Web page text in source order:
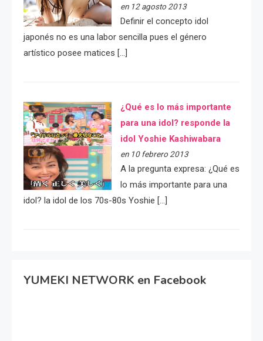
en 12 agosto 2013
Definir el concepto idol
japonés no es una labor sencilla pues el género
artístico posee matices […]
¿Qué es lo más importante
para una idol? responde la
idol Yoshie Kashiwabara
en 10 febrero 2013
A la pregunta expresa: ¿Qué es
lo más importante para una
idol? la idol de los 70s-80s Yoshie […]
YUMEKI NETWORK en Facebook